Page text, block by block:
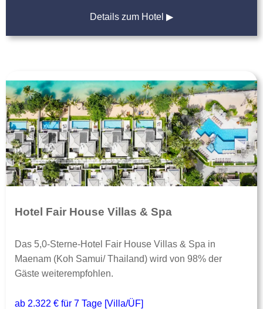
Details zum Hotel ▶
Hotel Fair House Villas & Spa
Das 5,0-Sterne-Hotel Fair House Villas & Spa in
Maenam (Koh Samui/ Thailand) wird von 98% der
Gäste weiterempfohlen.
ab 2.322 € für 7 Tage [Villa/ÜF]